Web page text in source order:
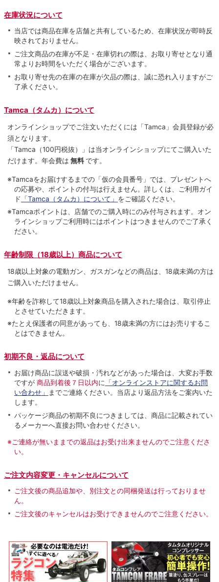
在庫状況について
当店では商品在庫を店舗と共有しているため、在庫状況が即時反
映されておりません。
ご注文商品の在庫が不足・在庫切れの際は、お取り寄せとなり通
常よりお時間をいただく場合がございます。
お取り寄せ先の在庫の在庫が欠品の際は、誠に恐れ入りますがご
了承ください。
Tamca（タムカ）について
オンラインショップでご注⽂いただくには「Tamca」会員登録が必
須となります。
「Tamca （100円税抜）
」は当オンラインショップにてご購⼊いた
だけます。 年会費は 無料 です。
※Tamcaをお届けするまでの「仮の会員番号」では、プレゼントへ
の応募や、ポイントの付与は⾏えません。詳しくは、ご利⽤ガイ
ド 「Tamca（タムカ）について」 をご確認ください。
※Tamcaポイントは、店舗でのご購⼊時にのみ付与されます。オン
ラインショップご利用時にはポイントはつきませんのでご了承く
ださい。
年齢制限（18歳以上）商品について
18歳以上対象の電動ガン、ガスガンなどの商品は、18歳未満の方は
ご購入いただけません。
※年齢を詐称して18歳以上対象商品を購入された場合は、取引停止
とさせていただきます。
※たとえ保護者の同意があっても、18歳未満の方にはお売りするこ
とはできません。
初期不良・返品について
お届け商品に誤送や破損・汚れなどがあった場合は、大変お手数
ですが 商品到着後７日以内に 「オンラインストアに関するお問
い合わせ」
までご連絡ください。当店より返品方法をご案内いた
します。
パッケージ商品の初期不良につきましては、商品に記載されてい
るメーカーへ直接お問い合わせください。
※ご連絡が無いままでの返品はお受け出来ませんのでご注意くださ
い。
ご注文内容変更・キャンセルについて
ご注文後の商品追加や、別注文との同梱発送は行っておりませ
ん。
ご注文後のキャンセルはお受けできませんのでご注意ください。